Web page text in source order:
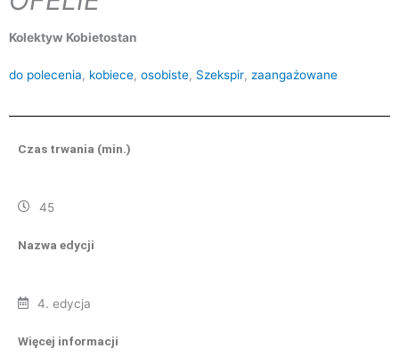
Kolektyw Kobietostan
do polecenia, kobiece, osobiste, Szekspir, zaangażowane
Czas trwania (min.)
45
Nazwa edycji
4. edycja
Więcej informacji